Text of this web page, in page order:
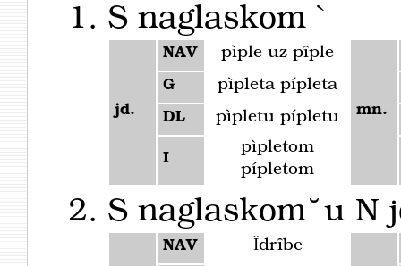
S naglaskom `
jd.
NAV pìple uz pȋple
mn.
G pìpleta pípleta
DL pìpletu pípletu
I
pìpletom
pípletom
S naglaskom ̆ u N
NAV Ïdrȋbe